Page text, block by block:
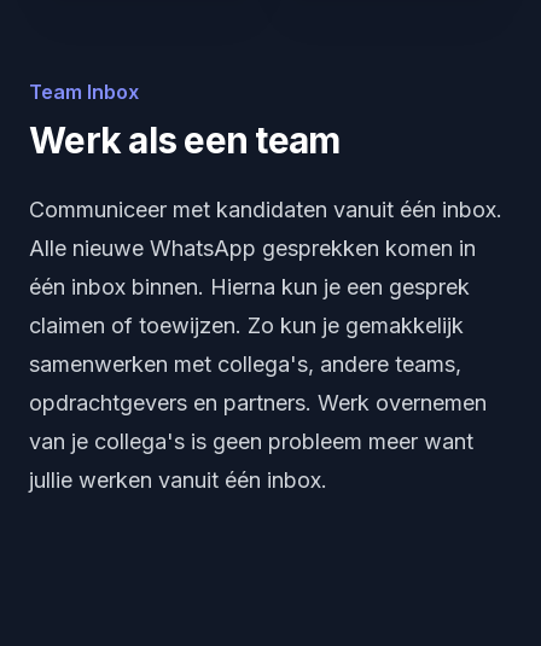
Team Inbox
Werk als een team
Communiceer met kandidaten vanuit één inbox.
Alle nieuwe WhatsApp gesprekken komen in
één inbox binnen. Hierna kun je een gesprek
claimen of toewijzen. Zo kun je gemakkelijk
samenwerken met collega's, andere teams,
opdrachtgevers en partners. Werk overnemen
van je collega's is geen probleem meer want
jullie werken vanuit één inbox.